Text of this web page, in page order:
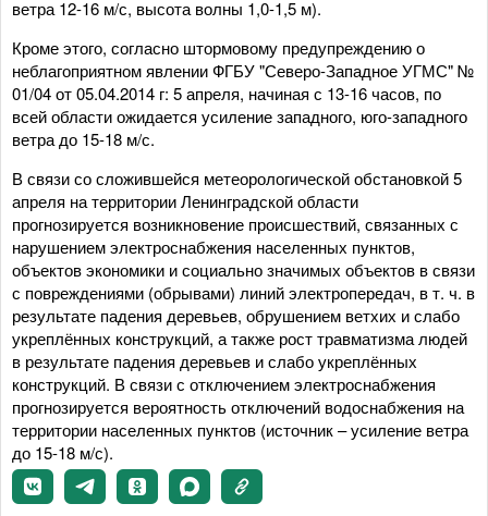
ветра 12-16 м/с, высота волны 1,0-1,5 м).
Кроме этого, согласно штормовому предупреждению о
неблагоприятном явлении ФГБУ "Северо-Западное УГМС" №
01/04 от 05.04.2014 г: 5 апреля, начиная с 13-16 часов, по
всей области ожидается усиление западного, юго-западного
ветра до 15-18 м/с.
В связи со сложившейся метеорологической обстановкой 5
апреля на территории Ленинградской области
прогнозируется возникновение происшествий, связанных с
нарушением электроснабжения населенных пунктов,
объектов экономики и социально значимых объектов в связи
с повреждениями (обрывами) линий электропередач, в т. ч. в
результате падения деревьев, обрушением ветхих и слабо
укреплённых конструкций, а также рост травматизма людей
в результате падения деревьев и слабо укреплённых
конструкций. В связи с отключением электроснабжения
прогнозируется вероятность отключений водоснабжения на
территории населенных пунктов (источник – усиление ветра
до 15-18 м/с).